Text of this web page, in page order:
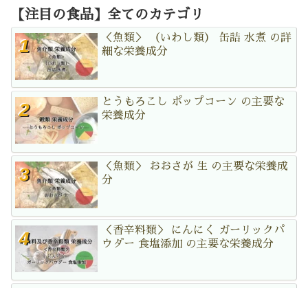
【注目の食品】全てのカテゴリ
＜魚類＞ （いわし類） 缶詰 水煮 の詳
細な栄養成分
とうもろこし ポップコーン の主要な
栄養成分
＜魚類＞ おおさが 生 の主要な栄養成
分
＜香辛料類＞ にんにく ガーリックパ
ウダー 食塩添加 の主要な栄養成分